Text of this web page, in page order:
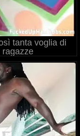
tanta voglia di
ragazze